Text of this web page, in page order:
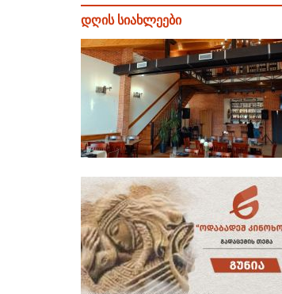
დღის სიახლეები